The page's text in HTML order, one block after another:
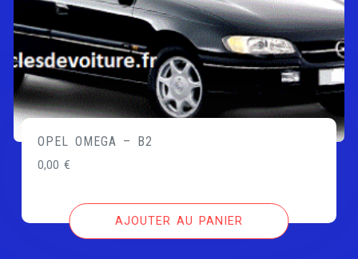
OPEL OMEGA – B2
0,00€
AJOUTER AU PANIER